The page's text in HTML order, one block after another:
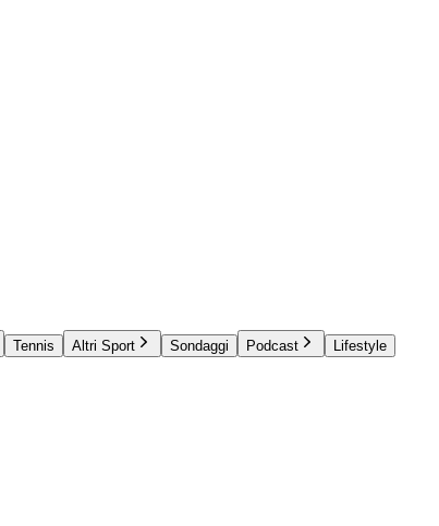
Tennis Altri Sport Sondaggi Podcast
Lifestyle